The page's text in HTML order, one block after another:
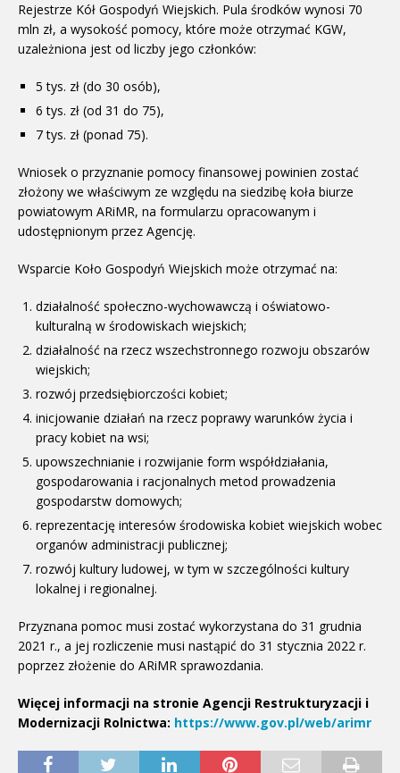
Rejestrze Kół Gospodyń Wiejskich. Pula środków wynosi 70
mln zł, a wysokość pomocy, które może otrzymać KGW,
uzależniona jest od liczby jego członków:
5 tys. zł (do 30 osób),
6 tys. zł (od 31 do 75),
7 tys. zł (ponad 75).
Wniosek o przyznanie pomocy finansowej powinien zostać
złożony we właściwym ze względu na siedzibę koła biurze
powiatowym ARiMR, na formularzu opracowanym i
udostępnionym przez Agencję.
Wsparcie Koło Gospodyń Wiejskich może otrzymać na:
działalność społeczno-wychowawczą i oświatowo-
kulturalną w środowiskach wiejskich;
działalność na rzecz wszechstronnego rozwoju obszarów
wiejskich;
rozwój przedsiębiorczości kobiet;
inicjowanie działań na rzecz poprawy warunków życia i
pracy kobiet na wsi;
upowszechnianie i rozwijanie form współdziałania,
gospodarowania i racjonalnych metod prowadzenia
gospodarstw domowych;
reprezentację interesów środowiska kobiet wiejskich wobec
organów administracji publicznej;
rozwój kultury ludowej, w tym w szczególności kultury
lokalnej i regionalnej.
Przyznana pomoc musi zostać wykorzystana do 31 grudnia
2021 r., a jej rozliczenie musi nastąpić do 31 stycznia 2022 r.
poprzez złożenie do ARiMR sprawozdania.
Więcej informacji na stronie Agencji Restrukturyzacji i
Modernizacji Rolnictwa: https://www.gov.pl/web/arimr